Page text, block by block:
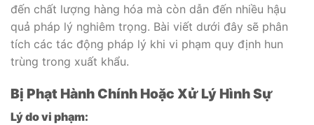
đến chất lượng hàng hóa mà còn dẫn đến nhiều hậu
quả pháp lý nghiêm trọng. Bài viết dưới đây sẽ phân
tích các tác động pháp lý khi vi phạm quy định hun
trùng trong xuất khẩu.
Bị Phạt Hành Chính Hoặc Xử Lý Hình Sự
Lý do vi phạm: